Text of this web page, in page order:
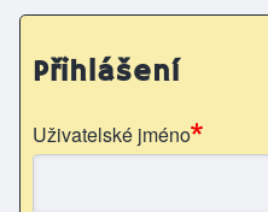
Přihlášení
Uživatelské jméno